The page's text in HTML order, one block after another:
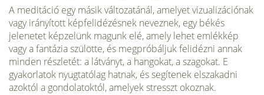
A meditáció egy másik változatá­nál, amelyet vizualizációnak
vagy irányított képfelidézésnek nevez­nek, egy békés
jelenetet képzelünk magunk elé, amely lehet em­lékkép
vagy a fantázia szü­lötte, és megpróbáljuk felidézni annak
minden részletét: a látványt, a hangokat, a szagokat. E
gyakorlatok nyugtatólag hatnak, és segí­tenek elszakadni
azoktól a gondola­toktól, amelyek stresszt okoznak.